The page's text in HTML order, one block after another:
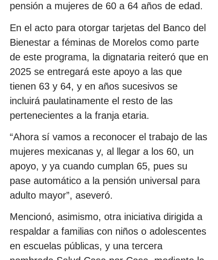
pensión a mujeres de 60 a 64 años de edad.
En el acto para otorgar tarjetas del Banco del
Bienestar a féminas de Morelos como parte
de este programa, la dignataria reiteró que en
2025 se entregará este apoyo a las que
tienen 63 y 64, y en años sucesivos se
incluirá paulatinamente el resto de las
pertenecientes a la franja etaria.
“Ahora sí vamos a reconocer el trabajo de las
mujeres mexicanas y, al llegar a los 60, un
apoyo, y ya cuando cumplan 65, pues su
pase automático a la pensión universal para
adulto mayor”, aseveró.
Mencionó, asimismo, otra iniciativa dirigida a
respaldar a familias con niños o adolescentes
en escuelas públicas, y una tercera